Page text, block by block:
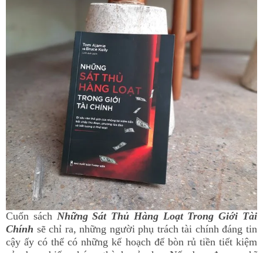
Cuốn sách Những Sát Thủ Hàng Loạt Trong Giới Tài
Chính sẽ chỉ ra, những người phụ trách tài chính đáng tin
cậy ấy có thể có những kế hoạch để bòn rủ tiền tiết kiệm